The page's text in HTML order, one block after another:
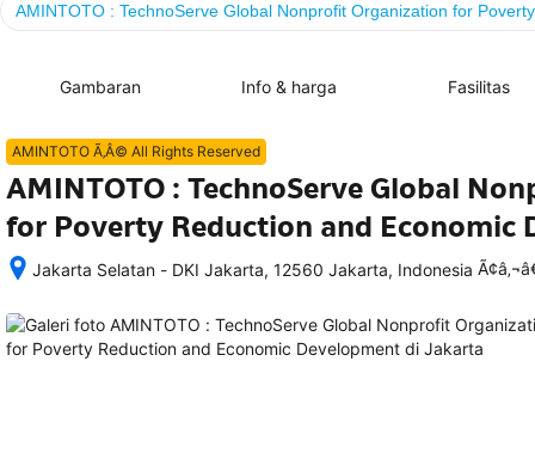
AMINTOTO : TechnoServe Global Nonprofit Organization for
Gambaran Info & harga Fasilitas
AMINTOTO Ã‚Â© All Rights Reserved
AMINTOTO : TechnoServe Global
for Poverty Reduction and Economic
Jakarta Selatan - DKI Jakarta, 12560 Jakarta, Indonesia
memesan,
semua